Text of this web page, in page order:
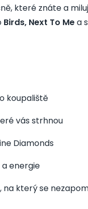
které znáte a
Birds, Next To Mea
koupaliště
vás strhnou
Diamonds
a energie
na který se